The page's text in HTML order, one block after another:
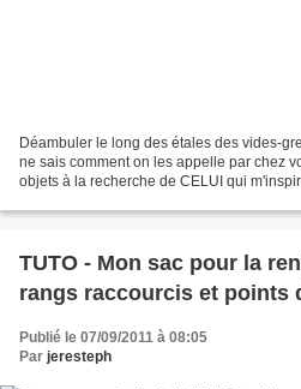
Déambuler le long des étales des vides-
ne sais comment on les appelle par chez
objets à la recherche de CELUI qui
TUTO - Mon sac pour la
rangs raccourcis et points
Publié le 07/09/2011 à 08:05
Par jeresteph